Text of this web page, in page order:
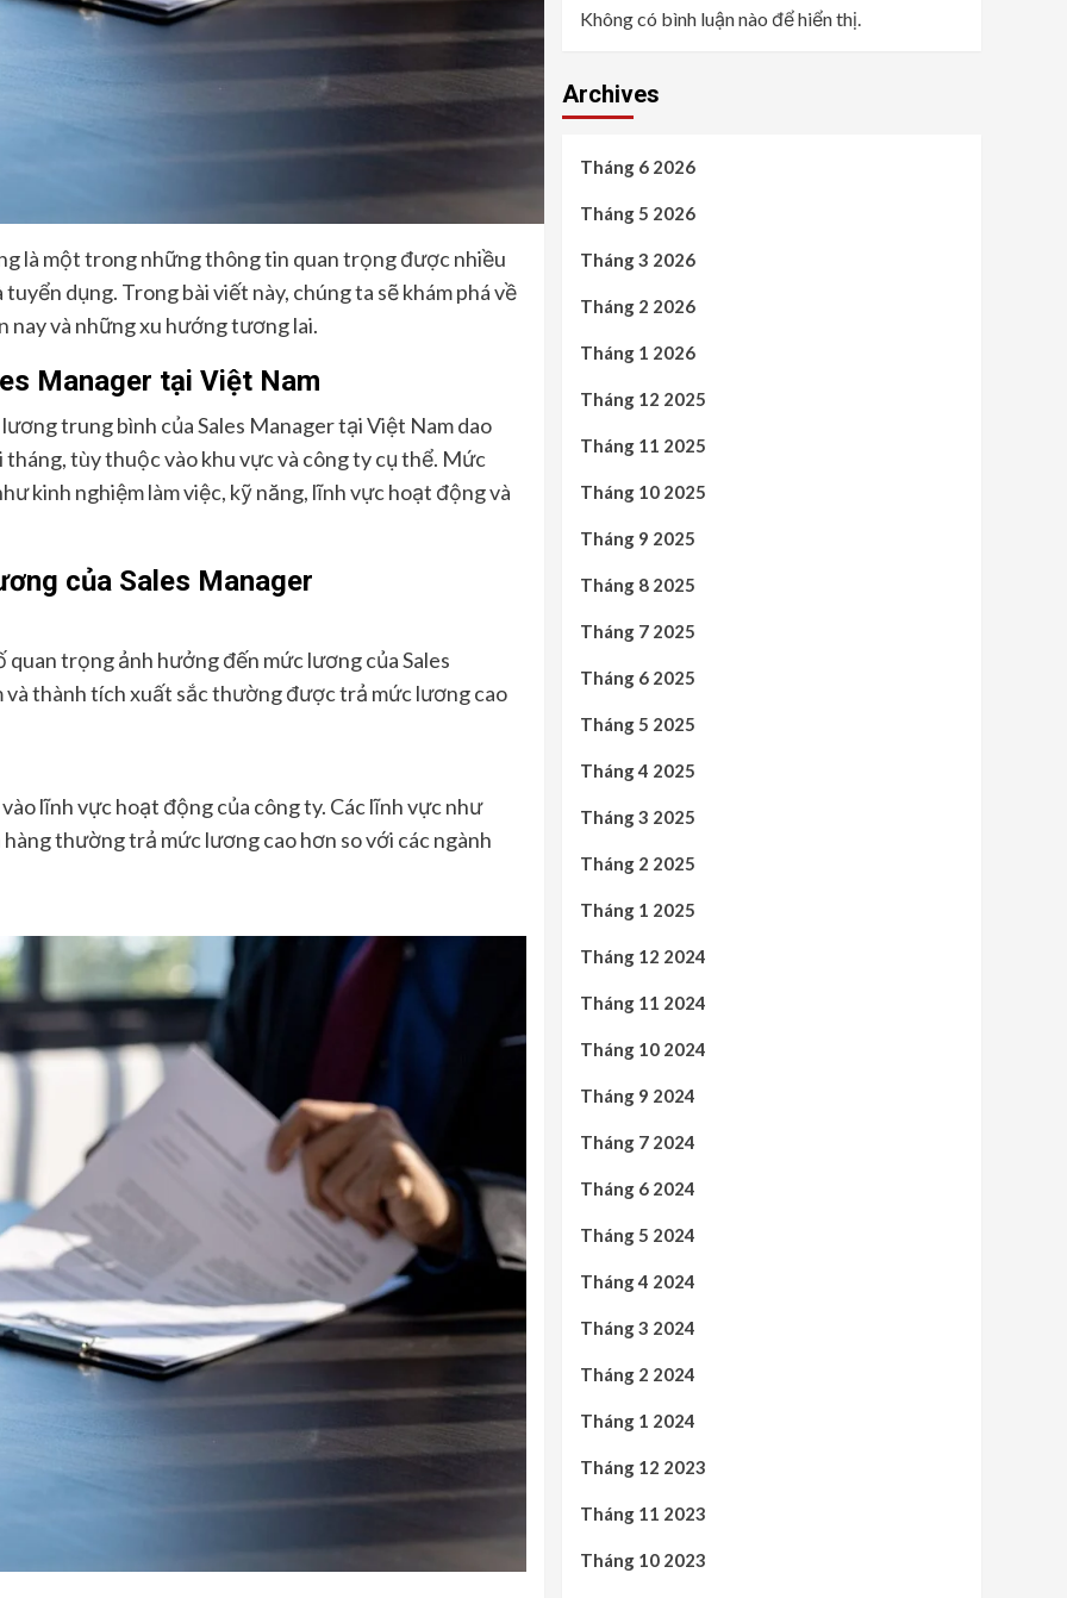
là một trong những thông tin quan trọng được nhiều
dụng. Trong bài viết này, chúng ta sẽ khám phá về
nay và những xu hướng tương lai.
Manager tại Việt Nam
trung bình của Sales Manager tại Việt Nam dao
tùy thuộc vào khu vực và công ty cụ thể. Mức
kinh nghiệm làm việc, kỹ năng, lĩnh vực hoạt động và
của Sales Manager
trọng ảnh hưởng đến mức lương của Sales
thành tích xuất sắc thường được trả mức lương cao
lĩnh vực hoạt động của công ty. Các lĩnh vực như
thường trả mức lương cao hơn so với các ngành
Không có bình luận nào để hiển thị.
Archives
Tháng 6 2026
Tháng 5 2026
Tháng 3 2026
Tháng 2 2026
Tháng 1 2026
Tháng 12 2025
Tháng 11 2025
Tháng 10 2025
Tháng 9 2025
Tháng 8 2025
Tháng 7 2025
Tháng 6 2025
Tháng 5 2025
Tháng 4 2025
Tháng 3 2025
Tháng 2 2025
Tháng 1 2025
Tháng 12 2024
Tháng 11 2024
Tháng 10 2024
Tháng 9 2024
Tháng 7 2024
Tháng 6 2024
Tháng 5 2024
Tháng 4 2024
Tháng 3 2024
Tháng 2 2024
Tháng 1 2024
Tháng 12 2023
Tháng 11 2023
Tháng 10 2023